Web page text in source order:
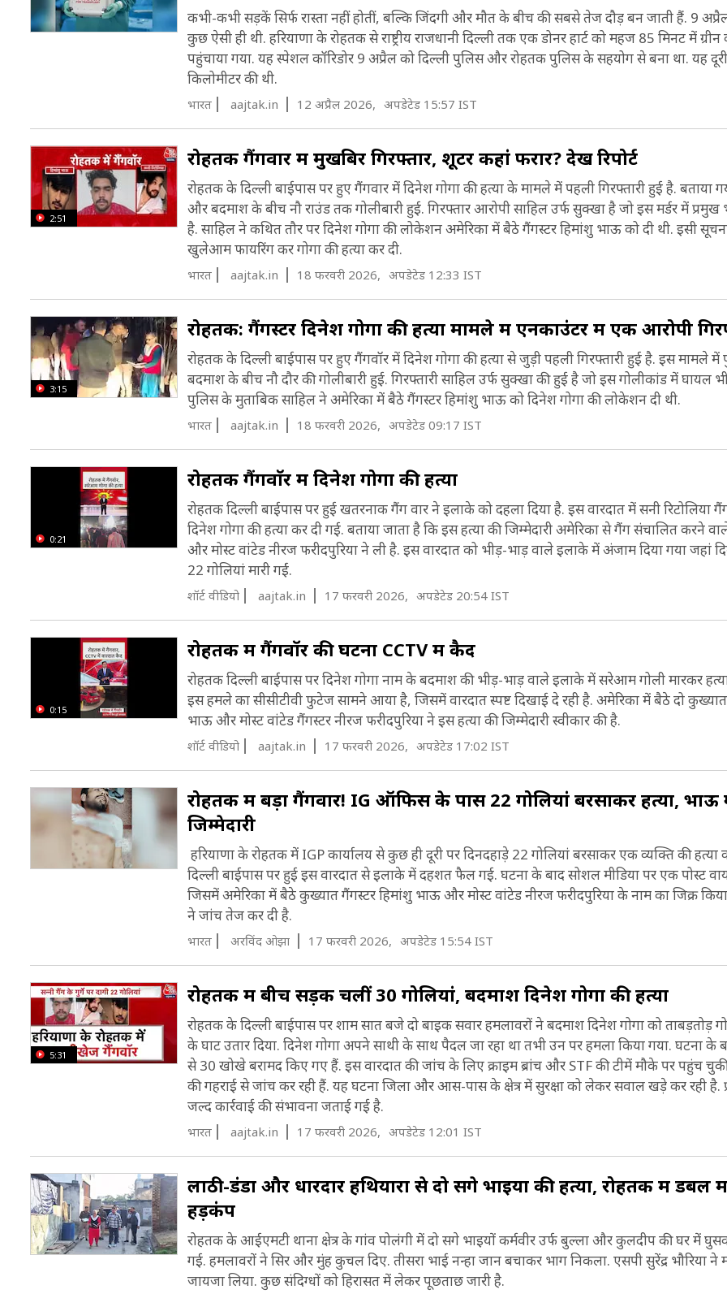
कभी-कभी सड़कें सिर्फ रास्ता नहीं होतीं, बल्कि जिंदगी और मौत के बीच की सबसे तेज दौड़ बन जाती हैं. 9
कुछ ऐसी ही थी. हरियाणा के रोहतक से राष्ट्रीय राजधानी दिल्ली तक एक डोनर हार्ट को महज 85 मिनट में ग्रीन
पहुंचाया गया. यह स्पेशल कॉरिडोर 9 अप्रैल को दिल्ली पुलिस और रोहतक पुलिस के सहयोग से बना था. यह
किलोमीटर की थी.
भारत aajtak.in 12 अप्रैल 2026, अपडेटेड 15:57 IST
2:51
रोहतक गैंगवार में मुखबिर गिरफ्तार, शूटर कहां फरार? देखें रिपोर्ट
रोहतक के दिल्ली बाईपास पर हुए गैंगवार में दिनेश गोगा की हत्या के मामले में पहली गिरफ्तारी हुई है. बताया
और बदमाश के बीच नौ राउंड तक गोलीबारी हुई. गिरफ्तार आरोपी साहिल उर्फ सुक्खा है जो इस मर्डर में प्रमुख
है. साहिल ने कथित तौर पर दिनेश गोगा की लोकेशन अमेरिका में बैठे गैंगस्टर हिमांशु भाऊ को दी थी. इसी
खुलेआम फायरिंग कर गोगा की हत्या कर दी.
भारत aajtak.in 18 फरवरी 2026, अपडेटेड 12:33 IST
3:15
रोहतक: गैंगस्टर दिनेश गोगा की हत्या मामले में एनकाउंटर में एक आरोपी
रोहतक के दिल्ली बाईपास पर हुए गैंगवॉर में दिनेश गोगा की हत्या से जुड़ी पहली गिरफ्तारी हुई है. इस मामले
बदमाश के बीच नौ दौर की गोलीबारी हुई. गिरफ्तारी साहिल उर्फ सुक्खा की हुई है जो इस गोलीकांड में घायल
पुलिस के मुताबिक साहिल ने अमेरिका में बैठे गैंगस्टर हिमांशु भाऊ को दिनेश गोगा की लोकेशन दी थी.
भारत aajtak.in 18 फरवरी 2026, अपडेटेड 09:17 IST
0:21
रोहतक गैंगवाॅर में दिनेश गोगा की हत्या
रोहतक दिल्ली बाईपास पर हुई खतरनाक गैंग वार ने इलाके को दहला दिया है. इस वारदात में सनी रिटोलिया
दिनेश गोगा की हत्या कर दी गई. बताया जाता है कि इस हत्या की जिम्मेदारी अमेरिका से गैंग संचालित करने
और मोस्ट वांटेड नीरज फरीदपुरिया ने ली है. इस वारदात को भीड़-भाड़ वाले इलाके में अंजाम दिया गया जहां
22 गोलियां मारी गईं.
शॉर्ट वीडियो aajtak.in 17 फरवरी 2026, अपडेटेड 20:54 IST
0:15
रोहतक में गैंगवॉर की घटना CCTV में कैद
रोहतक दिल्ली बाईपास पर दिनेश गोगा नाम के बदमाश की भीड़-भाड़ वाले इलाके में सरेआम गोली मारकर
इस हमले का सीसीटीवी फुटेज सामने आया है, जिसमें वारदात स्पष्ट दिखाई दे रही है. अमेरिका में बैठे दो
भाऊ और मोस्ट वांटेड गैंगस्टर नीरज फरीदपुरिया ने इस हत्या की जिम्मेदारी स्वीकार की है.
शॉर्ट वीडियो aajtak.in 17 फरवरी 2026, अपडेटेड 17:02 IST
रोहतक में बड़ा गैंगवार! IG ऑफिस के पास 22 गोलियां बरसाकर हत्या, भाऊ
जिम्मेदारी
हरियाणा के रोहतक में IGP कार्यालय से कुछ ही दूरी पर दिनदहाड़े 22 गोलियां बरसाकर एक व्यक्ति की हत्या
दिल्ली बाईपास पर हुई इस वारदात से इलाके में दहशत फैल गई. घटना के बाद सोशल मीडिया पर एक पोस्ट
जिसमें अमेरिका में बैठे कुख्यात गैंगस्टर हिमांशु भाऊ और मोस्ट वांटेड नीरज फरीदपुरिया के नाम का जिक्र
ने जांच तेज कर दी है.
भारत अरविंद ओझा 17 फरवरी 2026, अपडेटेड 15:54 IST
5:31
रोहतक में बीच सड़क चलीं 30 गोलियां, बदमाश दिनेश गोगा की हत्या
रोहतक के दिल्ली बाईपास पर शाम सात बजे दो बाइक सवार हमलावरों ने बदमाश दिनेश गोगा को ताबड़तोड़
के घाट उतार दिया. दिनेश गोगा अपने साथी के साथ पैदल जा रहा था तभी उन पर हमला किया गया. घटना के
से 30 खोखे बरामद किए गए हैं. इस वारदात की जांच के लिए क्राइम ब्रांच और STF की टीमें मौके पर पहुंच
की गहराई से जांच कर रही हैं. यह घटना जिला और आस-पास के क्षेत्र में सुरक्षा को लेकर सवाल खड़े कर रही है.
जल्द कार्रवाई की संभावना जताई गई है.
भारत aajtak.in 17 फरवरी 2026, अपडेटेड 12:01 IST
लाठी-डंडों और धारदार हथियारों से दो सगे भाइयों की हत्या, रोहतक में डबल
हड़कंप
रोहतक के आईएमटी थाना क्षेत्र के गांव पोलंगी में दो सगे भाइयों कर्मवीर उर्फ बुल्ला और कुलदीप की घर में
गई. हमलावरों ने सिर और मुंह कुचल दिए. तीसरा भाई नन्हा जान बचाकर भाग निकला. एसपी सुरेंद्र भौरिया ने
जायजा लिया. कुछ संदिग्धों को हिरासत में लेकर पूछताछ जारी है.